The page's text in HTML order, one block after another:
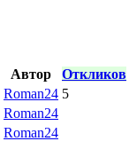
Автор Откликов
Roman24 5
Roman24
Roman24